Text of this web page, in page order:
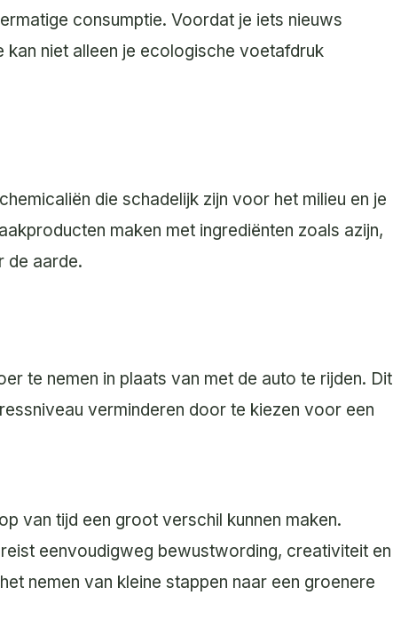
consumptie. Voordat je iets nieuws
niet alleen je ecologische voetafdruk
die schadelijk zijn voor het milieu en je
maken met ingrediënten zoals azijn,
de aarde.
te nemen in plaats van met de auto te rijden. Dit
verminderen door te kiezen voor een
van tijd een groot verschil kunnen maken.
eenvoudigweg bewustwording, creativiteit en
nemen van kleine stappen naar een groenere